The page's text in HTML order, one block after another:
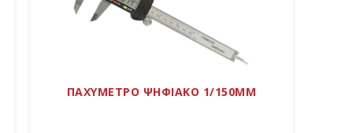
ΠΑΧΥΜΕΤΡΟ ΨΗΦΙΑΚΟ 1/150MM